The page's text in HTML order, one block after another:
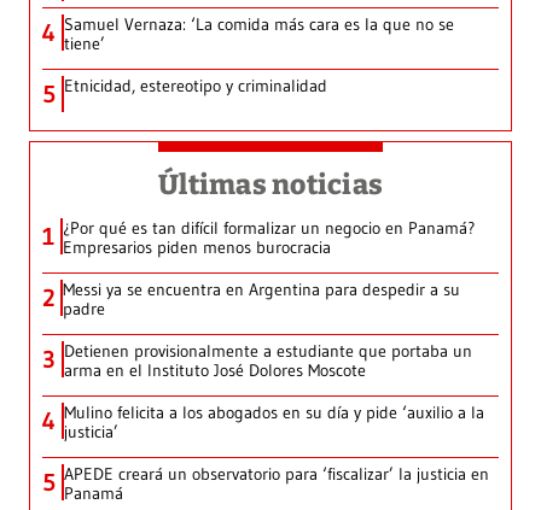
4 Samuel Vernaza: ‘La comida más cara es la que no se
tiene’
5 Etnicidad, estereotipo y criminalidad
Últimas noticias
1 ¿Por qué es tan difícil formalizar un negocio en Panamá?
Empresarios piden menos burocracia
2 Messi ya se encuentra en Argentina para despedir a su
padre
3 Detienen provisionalmente a estudiante que portaba un
arma en el Instituto José Dolores Moscote
4 Mulino felicita a los abogados en su día y pide ‘auxilio a la
justicia’
5 APEDE creará un observatorio para ‘fiscalizar’ la justicia en
Panamá